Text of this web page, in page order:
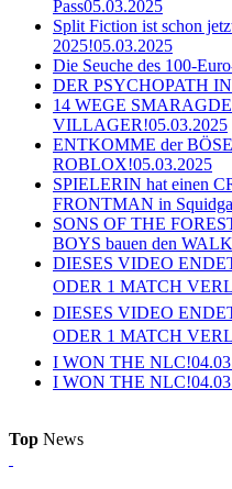
Pass05.03.2025
Split Fiction ist schon
2025!05.03.2025
Die Seuche des 100-
DER PSYCHOPATH
14 WEGE
VILLAGER!05.03.2025
ENTKOMME der
ROBLOX!05.03.2025
SPIELERIN hat einen
FRONTMAN in
SONS OF THE
BOYS bauen den
DIESES VIDEO
ODER 1 MATCH
DIESES VIDEO
ODER 1 MATCH
I WON THE NLC!
I WON THE NLC!
Top News